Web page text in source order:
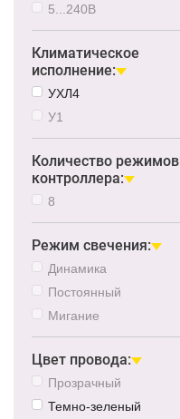
5...240В
Климатическое
исполнение:
УХЛ4
У1
Количество режимов
контроллера:
8
Режим свечения:
Динамика
Постоянный
Мигание
Цвет провода:
Прозрачный
Темно-зеленый